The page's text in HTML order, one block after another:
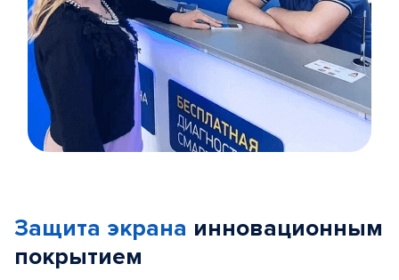
5
Защита экрана инновационным
покрытием